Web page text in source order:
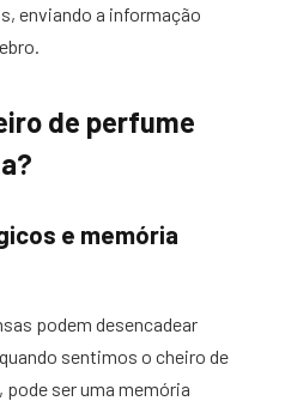
enviando a informação
de perfume
e memória
podem desencadear
sentimos o cheiro de
ser uma memória